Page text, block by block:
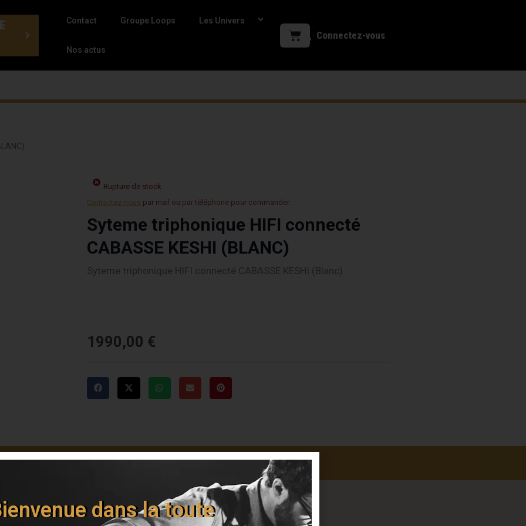
Contact Groupe Loops Les Univers
Nos actus
Connectez-vous
Rupture de stock
Contactez-nous par mail ou par téléphone pour commander.
Syteme triphonique HIFI connecté
CABASSE KESHI (BLANC)
Syteme triphonique HIFI connecté CABASSE KESHI (Blanc)
1990,00 €
Livraison offerte dès 150€
dans la toute